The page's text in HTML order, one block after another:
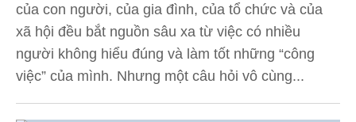
của con người, của gia đình, của tổ chức và của
xã hội đều bắt nguồn sâu xa từ việc có nhiều
người không hiểu đúng và làm tốt những “công
việc” của mình. Nhưng một câu hỏi vô cùng...